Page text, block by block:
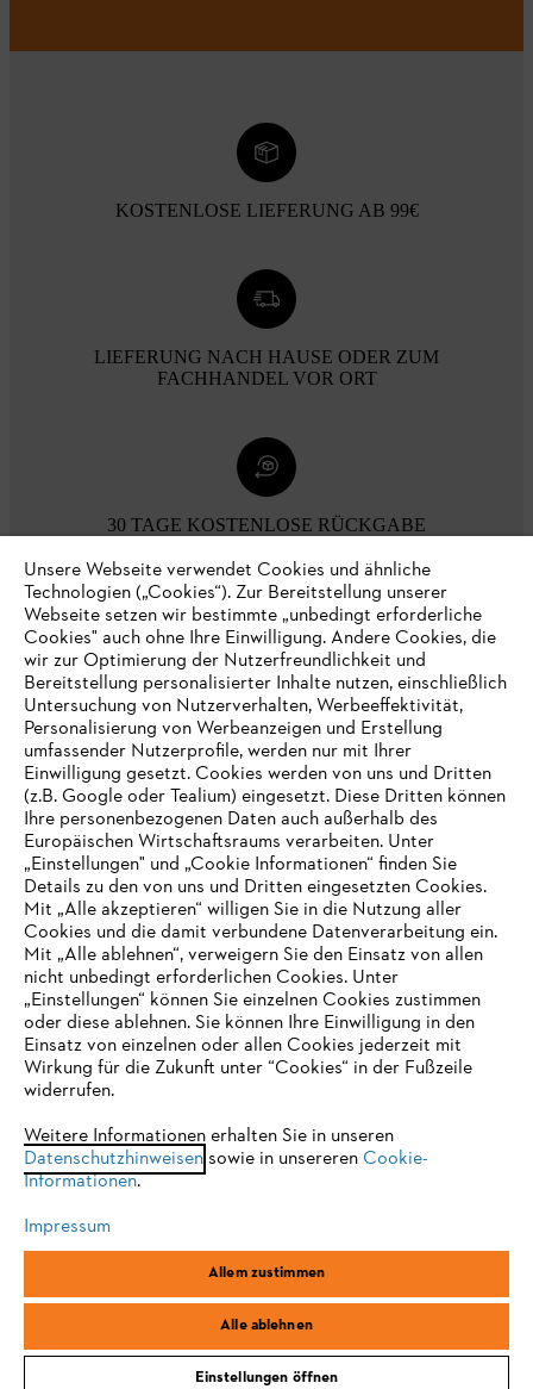
KOSTENLOSE LIEFERUNG AB 99€
LIEFERUNG NACH HAUSE ODER ZUM
FACHHANDEL VOR ORT
30 TAGE KOSTENLOSE RÜCKGABE
Zahlungsmöglichkeiten
Unternehmen
Online Shop
Service
Allgemeine Geschäftsbedingungen
Impressum Cookies Rechtliche Informationen
STIHL Vertriebszentrale AG & Co. KG, D-64807 Dieburg
IHR BROWSER WIRD NICHT
UNTERSTÜTZT
eine optimale Nutzung unserer Seite empfehlen wir Ihnen, zu
einem der folgenden Browser zu wechseln:
Firefox Chrome
Unsere Webseite verwendet Cookies und ähnliche
Technologien („Cookies“). Zur Bereitstellung unserer
Webseite setzen wir bestimmte „unbedingt erforderliche
Cookies" auch ohne Ihre Einwilligung. Andere Cookies, die
wir zur Optimierung der Nutzerfreundlichkeit und
Bereitstellung personalisierter Inhalte nutzen, einschließlich
Untersuchung von Nutzerverhalten, Werbeeffektivität,
Personalisierung von Werbeanzeigen und Erstellung
umfassender Nutzerprofile, werden nur mit Ihrer
Einwilligung gesetzt. Cookies werden von uns und Dritten
(z.B. Google oder Tealium) eingesetzt. Diese Dritten können
Ihre personenbezogenen Daten auch außerhalb des
Europäischen Wirtschaftsraums verarbeiten. Unter
„Einstellungen" und „Cookie Informationen“ finden Sie
Details zu den von uns und Dritten eingesetzten Cookies.
Mit „Alle akzeptieren“ willigen Sie in die Nutzung aller
Cookies und die damit verbundene Datenverarbeitung ein.
Mit „Alle ablehnen“, verweigern Sie den Einsatz von allen
nicht unbedingt erforderlichen Cookies. Unter
„Einstellungen“ können Sie einzelnen Cookies zustimmen
oder diese ablehnen. Sie können Ihre Einwilligung in den
Einsatz von einzelnen oder allen Cookies jederzeit mit
Wirkung für die Zukunft unter “Cookies“ in der Fußzeile
widerrufen.
Weitere Informationen erhalten Sie in unseren
Datenschutzhinweisensowie in unsereren Cookie-
Informationen.
Impressum
Allem zustimmen
Alle ablehnen
Einstellungen öffnen